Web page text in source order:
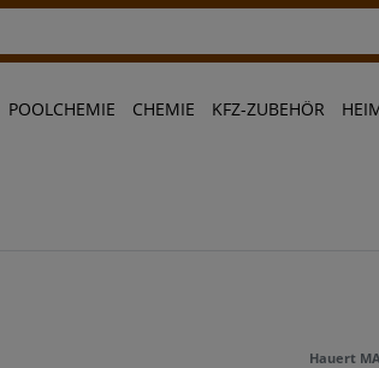
POOLCHEMIE CHEMIE KFZ-ZUBEHÖR
Hauert